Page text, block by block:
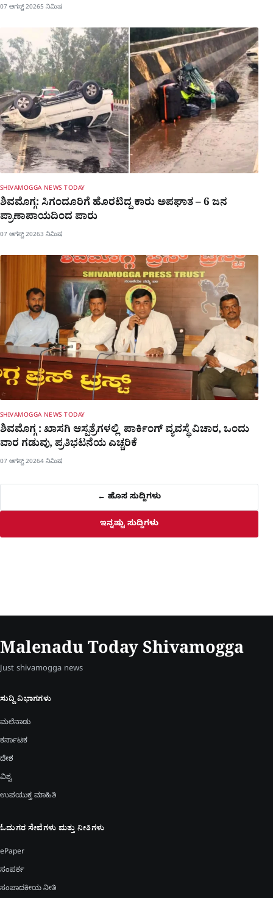
07 ಆಗಸ್ಟ್ 20265 ನಿಮಿಷ
SHIVAMOGGA NEWS TODAY
ಶಿವಮೊಗ್ಗ: ಸಿಗಂದೂರಿಗೆ ಹೊರಟಿದ್ದ ಕಾರು ಅಪಘಾತ – 6 ಜನ
ಪ್ರಾಣಾಪಾಯದಿಂದ ಪಾರು
07 ಆಗಸ್ಟ್ 20263 ನಿಮಿಷ
SHIVAMOGGA NEWS TODAY
ಶಿವಮೊಗ್ಗ : ಖಾಸಗಿ ಆಸ್ಪತ್ರೆಗಳಲ್ಲಿ ಪಾರ್ಕಿಂಗ್​ ವ್ಯವಸ್ಥೆ ವಿಚಾರ, ಒಂದು
ವಾರ ಗಡುವು, ಪ್ರತಿಭಟನೆಯ ಎಚ್ಚರಿಕೆ
07 ಆಗಸ್ಟ್ 20264 ನಿಮಿಷ
← ಹೊಸ ಸುದ್ದಿಗಳು
ಇನ್ನಷ್ಟು ಸುದ್ದಿಗಳು
Malenadu Today Shivamogga
Just shivamogga news
ಸುದ್ದಿ ವಿಭಾಗಗಳು
ಮಲೆನಾಡು
ಕರ್ನಾಟಕ
ದೇಶ
ವಿಶ್ವ
ಉಪಯುಕ್ತ ಮಾಹಿತಿ
ಓದುಗರ ಸೇವೆಗಳು ಮತ್ತು ನೀತಿಗಳು
ePaper
ಸಂಪರ್ಕ
ಸಂಪಾದಕೀಯ ನೀತಿ